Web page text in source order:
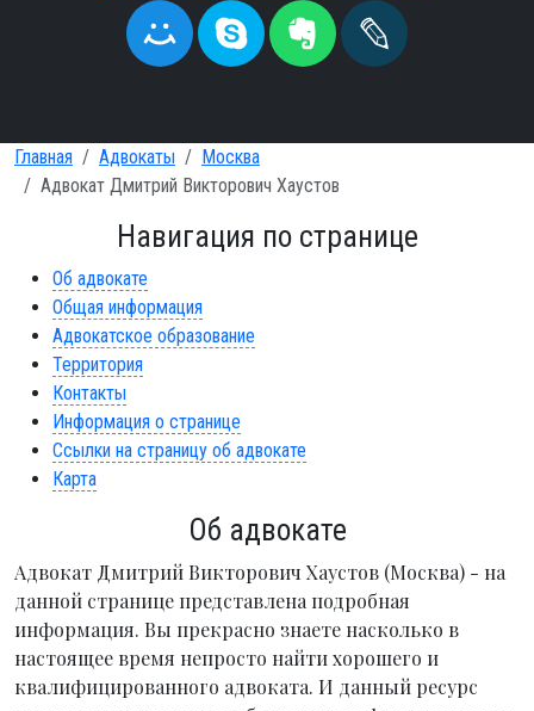
Главная Адвокаты
Москва
Адвокат Дмитрий Викторович Хаустов
Навигация по странице
Об адвокате
Общая информация
Адвокатское образование
Территория
Контакты
Информация о странице
Ссылки на страницу об адвокате
Карта
Об адвокате
Адвокат Дмитрий Викторович Хаустов (Москва) - на
данной странице представлена подробная
информация. Вы прекрасно знаете насколько в
настоящее время непросто найти хорошего и
квалифицированного адвоката. И данный ресурс